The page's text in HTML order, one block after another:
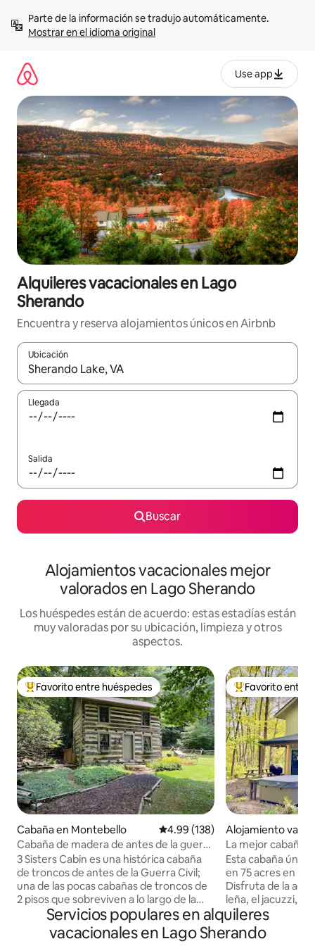
contenidoMostrar en el idioma original
Use app
Alquileres vacacionales en Lago
Sherando
Encuentra y reserva alojamientos únicos en Airbnb
Ubicación
Cuando los resultados estén disponibles, navega con las
Llegada
Salida
Buscar
Alojamientos vacacionales mejor
valorados en Lago Sherando
Los huéspedes están de acuerdo: estas estadías están
muy valoradas por su ubicación, limpieza y otros
aspectos.
Favorito entre huéspedes preferido
Favorito entre huéspedes
Cabaña en Montebello Calificación promedio: 4.99 de
4.99 (138)
Cabaña de madera de antes de la guerra
civil con sauna, jacuzzi y chimenea
3 Sisters Cabin es una histórica cabaña
de troncos de antes de la Guerra Civil;
una de las pocas cabañas de troncos de
2 pisos que sobreviven a lo largo de la
pintoresca Blue Ridge Parkway de
de VA que aparece en «Las 100
Favorito entre
Favorito entre
Alojamiento
ovingston
La mejor cabaña
Esta cabaña
en 75 acres en
Disfruta de la
leña, el jacuzzi, la
conexión a
rápida y fiable si
poco mientras estás
Servicios populares en alquileres
vacacionales en Lago Sherando